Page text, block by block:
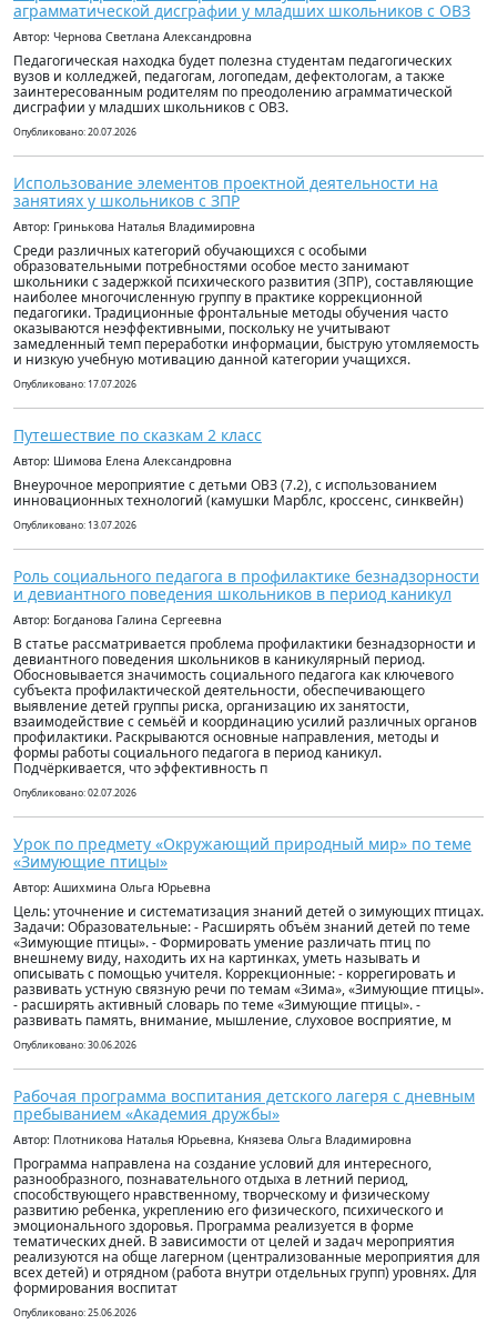
аграмматической дисграфии у младших школьников с ОВЗ
Автор: Чернова Светлана Александровна
Педагогическая находка будет полезна студентам педагогических
вузов и колледжей, педагогам, логопедам, дефектологам, а также
заинтересованным родителям по преодолению аграмматической
дисграфии у младших школьников с ОВЗ.
Опубликовано: 20.07.2026
Использование элементов проектной деятельности на
занятиях у школьников с ЗПР
Автор: Гринькова Наталья Владимировна
Среди различных категорий обучающихся с особыми
образовательными потребностями особое место занимают
школьники с задержкой психического развития (ЗПР), составляющие
наиболее многочисленную группу в практике коррекционной
педагогики. Традиционные фронтальные методы обучения часто
оказываются неэффективными, поскольку не учитывают
замедленный темп переработки информации, быструю утомляемость
и низкую учебную мотивацию данной категории учащихся.
Опубликовано: 17.07.2026
Путешествие по сказкам 2 класс
Автор: Шимова Елена Александровна
Внеурочное мероприятие с детьми ОВЗ (7.2), с использованием
инновационных технологий (камушки Марблс, кроссенс, синквейн)
Опубликовано: 13.07.2026
Роль социального педагога в профилактике безнадзорности
и девиантного поведения школьников в период каникул
Автор: Богданова Галина Сергеевна
В статье рассматривается проблема профилактики безнадзорности и
девиантного поведения школьников в каникулярный период.
Обосновывается значимость социального педагога как ключевого
субъекта профилактической деятельности, обеспечивающего
выявление детей группы риска, организацию их занятости,
взаимодействие с семьёй и координацию усилий различных органов
профилактики. Раскрываются основные направления, методы и
формы работы социального педагога в период каникул.
Подчёркивается, что эффективность п
Опубликовано: 02.07.2026
Урок по предмету «Окружающий природный мир» по теме
«Зимующие птицы»
Автор: Ашихмина Ольга Юрьевна
Цель: уточнение и систематизация знаний детей о зимующих птицах.
Задачи: Образовательные: - Расширять объём знаний детей по теме
«Зимующие птицы». - Формировать умение различать птиц по
внешнему виду, находить их на картинках, уметь называть и
описывать с помощью учителя. Коррекционные: - коррегировать и
развивать устную связную речи по темам «Зима», «Зимующие птицы».
- расширять активный словарь по теме «Зимующие птицы». -
развивать память, внимание, мышление, слуховое восприятие, м
Опубликовано: 30.06.2026
Рабочая программа воспитания детского лагеря с дневным
пребыванием «Академия дружбы»
Автор: Плотникова Наталья Юрьевна, Князева Ольга Владимировна
Программа направлена на создание условий для интересного,
разнообразного, познавательного отдыха в летний период,
способствующего нравственному, творческому и физическому
развитию ребенка, укреплению его физического, психического и
эмоционального здоровья. Программа реализуется в форме
тематических дней. В зависимости от целей и задач мероприятия
реализуются на обще лагерном (централизованные мероприятия для
всех детей) и отрядном (работа внутри отдельных групп) уровнях. Для
формирования воспитат
Опубликовано: 25.06.2026